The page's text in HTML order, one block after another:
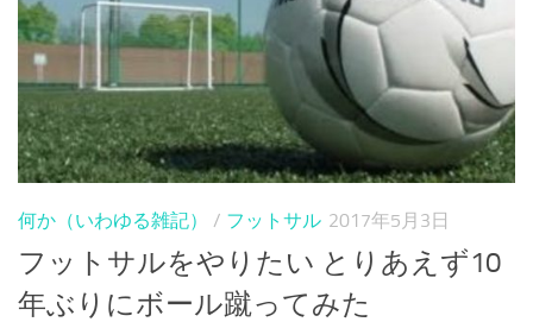
何か（いわゆる雑記） / フットサル 2017年5月3日
フットサルをやりたい とりあえず10
年ぶりにボール蹴ってみた